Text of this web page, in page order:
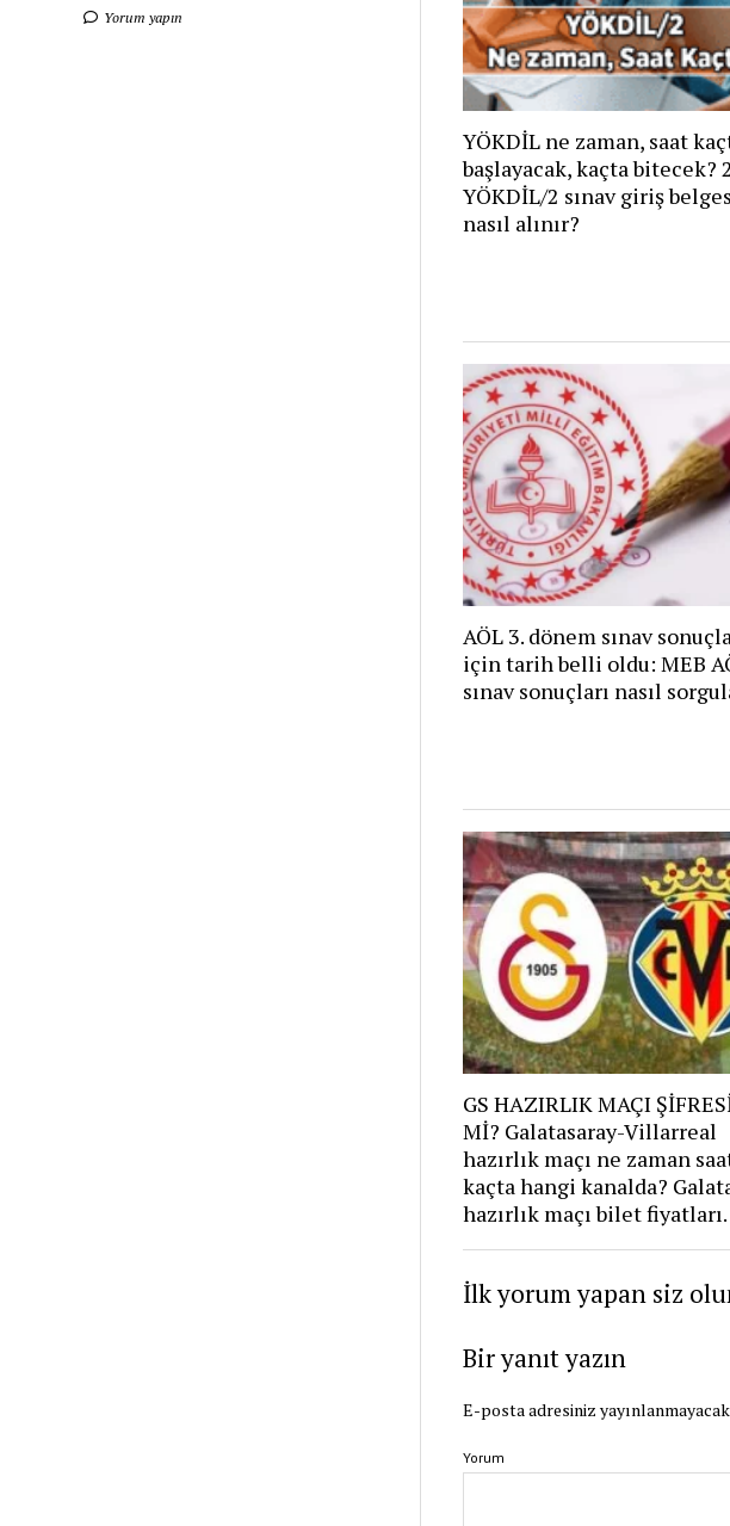
Yorum yapın
YÖKDİL ne zaman, saat
başlayacak, kaçta bitecek?
YÖKDİL/2 sınav giriş
nasıl alınır?
AÖL 3. dönem sınav
için tarih belli oldu: MEB
sınav sonuçları nasıl
GS HAZIRLIK MAÇI
Mİ? Galatasaray-Villarreal
hazırlık maçı ne zaman
kaçta hangi kanalda?
hazırlık maçı bilet
İlk yorum yapan siz
Bir yanıt yazın
E-posta adresiniz
Yorum